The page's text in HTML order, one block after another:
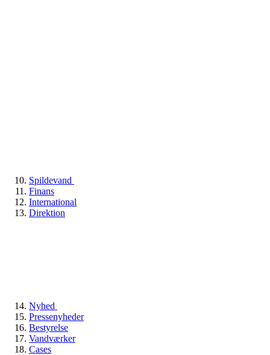
Spildevand
Finans
International
Direktion
Nyhed
Pressenyheder
Bestyrelse
Vandværker
Cases